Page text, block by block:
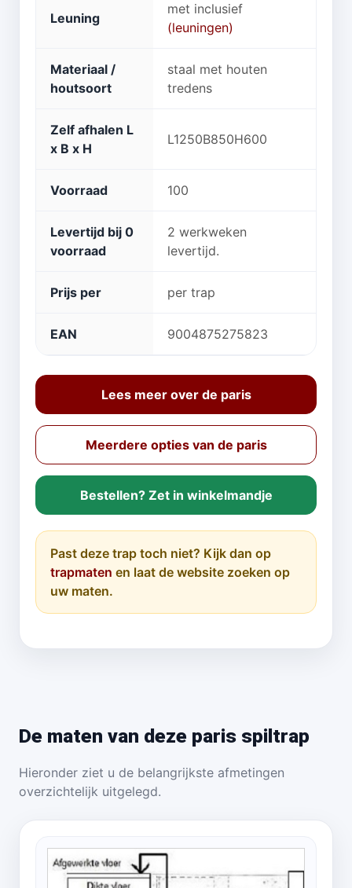
Leuning
met inclusief
(leuningen)
Materiaal /
houtsoort
staal met houten
tredens
Zelf afhalen L
x B x H
L1250B850H600
Voorraad 100
Levertijd bij 0
voorraad
2 werkweken
levertijd.
Prijs per per trap
EAN 9004875275823
Lees meer over de paris
Meerdere opties van de paris
Bestellen? Zet in winkelmandje
Past deze trap toch niet? Kijk dan op
trapmaten en laat de website zoeken op
uw maten.
De maten van deze paris spiltrap
Hieronder ziet u de belangrijkste afmetingen
overzichtelijk uitgelegd.